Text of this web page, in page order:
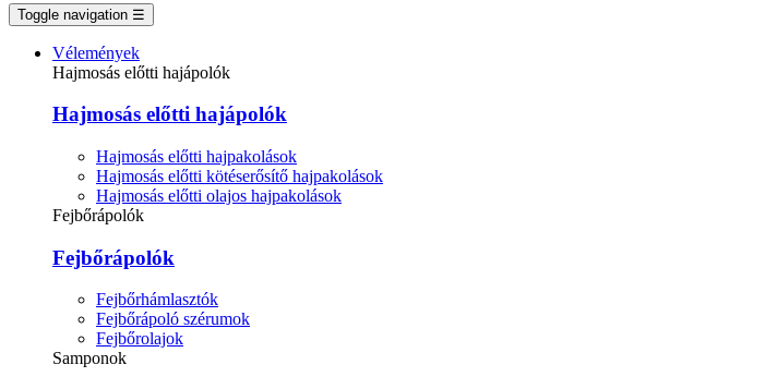
Toggle navigation ☰
Vélemények
Hajmosás előtti hajápolók
Hajmosás előtti hajápolók
Hajmosás előtti hajpakolások
Hajmosás előtti kötéserősítő hajpakolások
Hajmosás előtti olajos hajpakolások
Fejbőrápolók
Fejbőrápolók
Fejbőrhámlasztók
Fejbőrápoló szérumok
Fejbőrolajok
Samponok